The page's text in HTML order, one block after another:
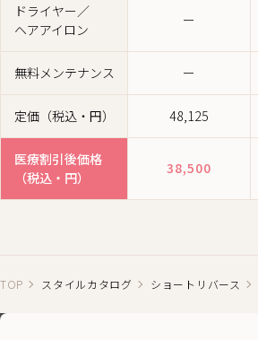
ドライヤー／
ヘアアイロン
ー
無料メンテナンス ー
定価（税込・円） 48,125
医療割引後価格
（税込・円）
38,500
TOP スタイルカタログ ショートリバース